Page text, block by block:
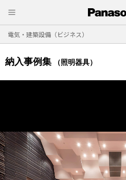
電気・建築設備（ビジネス）
納入事例集 （照明器具）